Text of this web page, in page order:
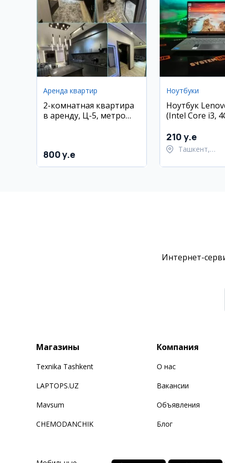
Аренда квартир
2-комнатная квартира
в аренду, Ц-5, метро
800 y.e
Ноутбуки
Ноутбук
(Intel Core i3,
210 y.e
Ташкент,
Интернет-
Магазины
Texnika Tashkent
LAPTOPS.UZ
Mavsum
CHEMODANCHIK
Компания
О нас
Вакансии
Объявления
Блог